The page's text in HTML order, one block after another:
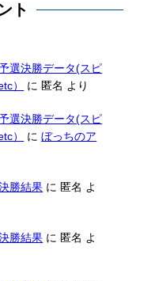
ト
選決勝データ(スピ
）
に 匿名 より
選決勝データ(スピ
）
にぼっちのア
勝結果 に 匿名 よ
勝結果 に 匿名 よ